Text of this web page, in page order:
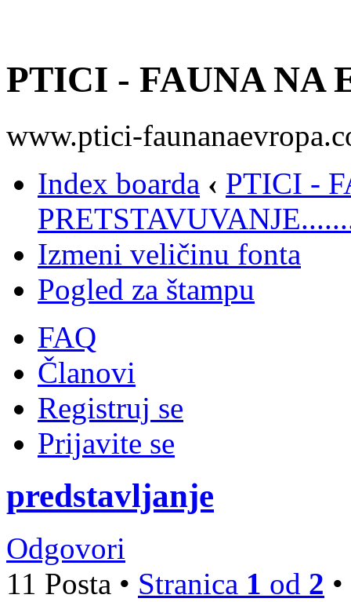
PTICI - FAUNA NA
www.ptici-
Index boarda ‹ PTICI -
Izmeni veličinu fonta
Pogled za štampu
FAQ
Članovi
Registruj se
Prijavite se
predstavljanje
Odgovori
11 Posta • Stranica 1 od 2 •